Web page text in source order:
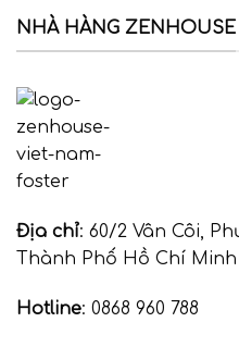
NHÀ HÀNG ZENHOUSE
Địa chỉ: 60/2 Vân Côi,
Thành Phố Hồ Chí Minh
Hotline: 0868 960 788